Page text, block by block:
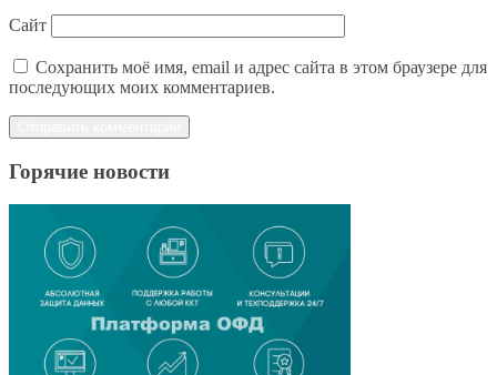
Сайт
Сохранить моё имя, email и адрес сайта в этом браузере для
последующих моих комментариев.
Горячие новости